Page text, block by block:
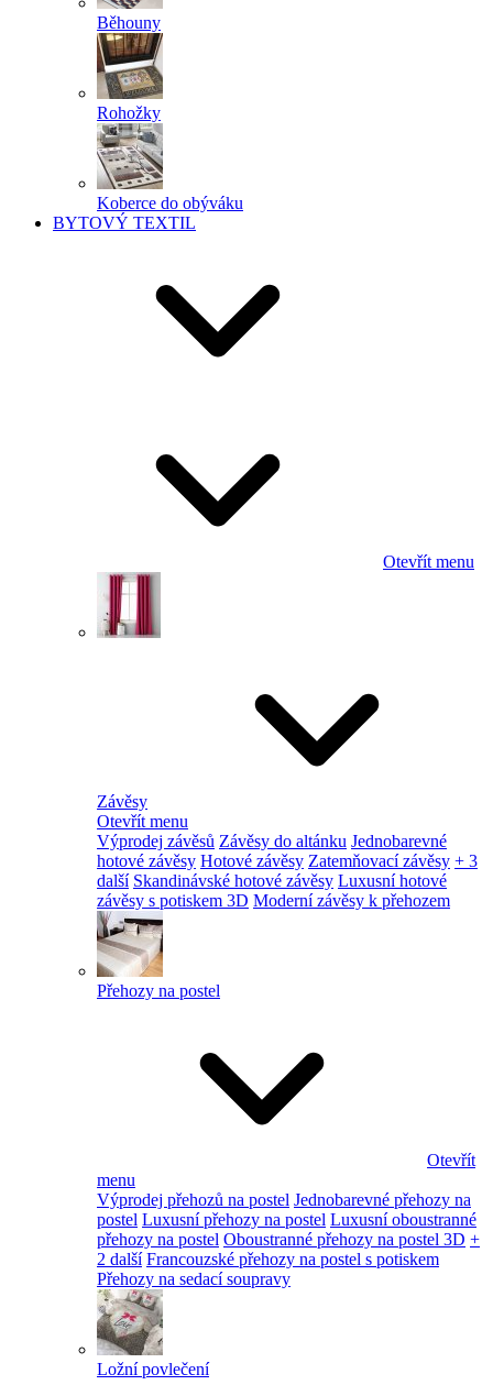
Běhouny
Rohožky
Koberce do obýváku
BYTOVÝ TEXTIL
Otevřít menu
Závěsy
Otevřít menu
Výprodej závěsů Závěsy do altánku Jednobarevné
hotové závěsy Hotové závěsy Zatemňovací závěsy + 3
další Skandinávské hotové závěsy Luxusní hotové
závěsy s potiskem 3D Moderní závěsy k přehozem
Přehozy na postel
Otevřít
menu
Výprodej přehozů na postel Jednobarevné přehozy na
postel Luxusní přehozy na postel Luxusní oboustranné
přehozy na postel Oboustranné přehozy na postel 3D +
2 další Francouzské přehozy na postel s potiskem
Přehozy na sedací soupravy
Ložní povlečení